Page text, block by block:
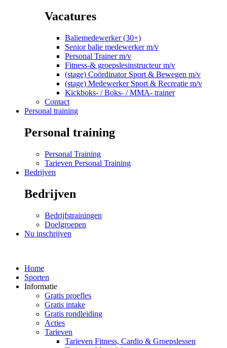
Vacatures
Baliemedewerker (30+)
Senior balie medewerker m/v
Personal Trainer m/v
Fitness-& groepslesinstructeur m/v
(stage) Coördinator Sport & Bewegen m/v
(stage) Medewerker Sport & Recreatie m/v
Kickboks- / Boks- / MMA- trainer
Contact
Personal training
Personal training
Personal Training
Tarieven Personal Training
Bedrijven
Bedrijven
Bedrijfstrainingen
Doelgroepen
Nu inschrijven
Home
Sporten
Informatie
Gratis proefles
Gratis intake
Gratis rondleiding
Acties
Tarieven
Tarieven Fitness, Cardio & Groepslessen